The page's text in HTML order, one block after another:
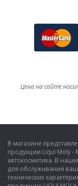
Цена на сайте
В магазине
продукции Liqui Moly -
автокосметика. В
для обслуживания
технических